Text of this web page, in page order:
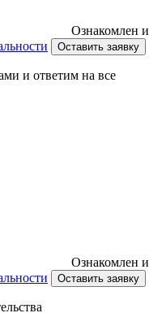
Ознакомлен и
Оставить заявку
и ответим на все
Ознакомлен и
Оставить заявку